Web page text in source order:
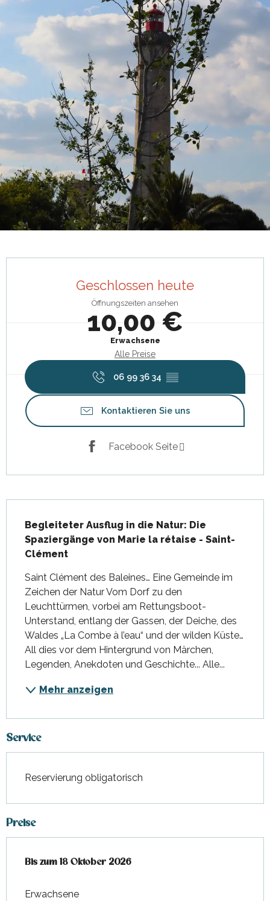
Geschlossen heute
Öffnungszeiten ansehen
10,00 €
Erwachsene
Alle Preise
06 99 36 34 ▒▒
Kontaktieren Sie uns
Facebook Seite
Begleiteter Ausflug in die Natur: Die
Spaziergänge von Marie la rétaise - Saint-
Clément
Saint Clément des Baleines… Eine Gemeinde im
Zeichen der Natur Vom Dorf zu den
Leuchttürmen, vorbei am Rettungsboot-
Unterstand, entlang der Gassen, der Deiche, des
Waldes „La Combe à l’eau“ und der wilden Küste…
All dies vor dem Hintergrund von Märchen,
Legenden, Anekdoten und Geschichte... Alle...
Mehr anzeigen
Service
Reservierung obligatorisch
Preise
ab1 April 2026bis zum18 Oktober 2026
Bis zum18 Oktober 2026
Erwachsene